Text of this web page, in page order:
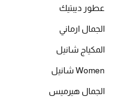
الملابس الرياضية النسائية
تشكيلة الأعراس
هدايا للنساء
عطور ديبتيك
الجمال ارماني
المكياج شانيل
Women شانيل
الجمال هيرميس